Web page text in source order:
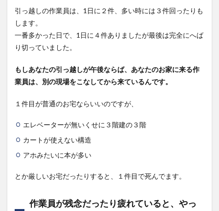
して
もら
う
2.1
ント
１. お
礼は
トボ
み物
がベ
スト
2.2
ント
礼は
始ま
引っ越しの作業員は、1日に２件、多い時には３件回ったりも
します。
一番多かった日で、1日に４件ありましたが最後は完全にへば
り切っていました。
もしあなたの引っ越しが午後ならば、あなたのお家に来る作
業員は、別の現場をこなしてから来ているんです。
１件目が普通のお宅ならいいのですが、
エレベーターが無いくせに３階建の３階
カートが使えない構造
アホみたいに本が多い
とか厳しいお宅だったりすると、１件目で死んでます。
作業員が残念だったり疲れていると、やっ